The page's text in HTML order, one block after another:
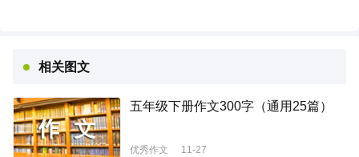
相关图文
五年级下册作文300字（通用25篇）
优秀作文 11-27